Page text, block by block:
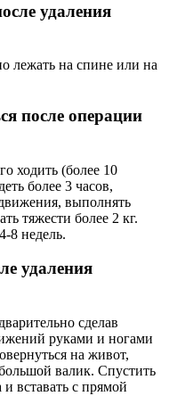
удаления
лежать на спине или на
после операции
ходить (более 10
более 3 часов,
выполнять
тяжести более 2 кг.
8 недель.
удаления
сделав
руками и ногами
на живот,
валик. Спустить
вставать с прямой